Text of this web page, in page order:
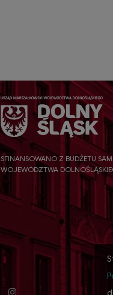
SFINANSOWANO Z BUDŻETU
WOJEWÓDZTWA